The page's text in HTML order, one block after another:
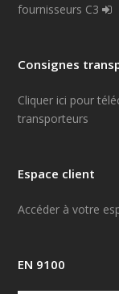
fournisseurs C3
Consignes
Cliquer ici pour
transporteurs
Espace client
Accéder à votre
EN 9100